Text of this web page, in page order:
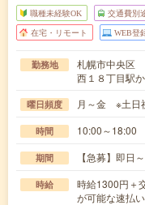
職種未経験OK 交通費別
在宅・リモート WEB登
勤務地
札幌市中央区
西１８丁目駅
曜日頻度 月～金 ※土日
時間 10:00～18:00
期間 【急募】即日
時給
時給1300円
が可能な速払